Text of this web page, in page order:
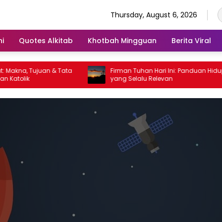
Thursday, August 6, 2026
Quotes Alkitab Khotbah Mingguan Berita Viral
Tujuan & Tata
Firman Tuhan Hari Ini: Panduan Hidup
yang Selalu Relevan